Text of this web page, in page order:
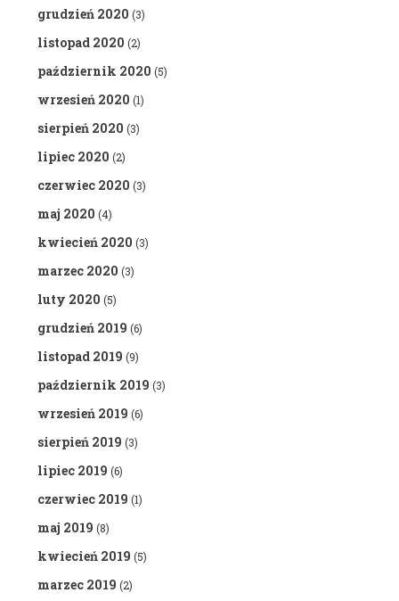
grudzień 2020 (3)
listopad 2020 (2)
październik 2020 (5)
wrzesień 2020 (1)
sierpień 2020 (3)
lipiec 2020 (2)
czerwiec 2020 (3)
maj 2020 (4)
kwiecień 2020 (3)
marzec 2020 (3)
luty 2020 (5)
grudzień 2019 (6)
listopad 2019 (9)
październik 2019 (3)
wrzesień 2019 (6)
sierpień 2019 (3)
lipiec 2019 (6)
czerwiec 2019 (1)
maj 2019 (8)
kwiecień 2019 (5)
marzec 2019 (2)